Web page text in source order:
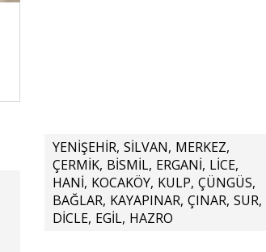
YENİŞEHİR, SİLVAN, MERKEZ,
ÇERMİK, BİSMİL, ERGANİ, LİCE,
HANİ, KOCAKÖY, KULP, ÇÜNGÜS,
BAĞLAR, KAYAPINAR, ÇINAR, SUR,
DİCLE, EGİL, HAZRO